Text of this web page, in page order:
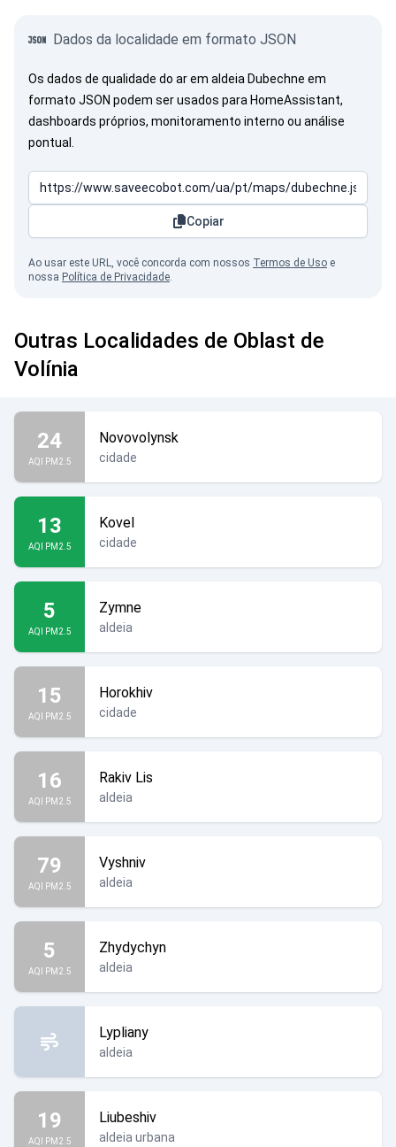
Dados da localidade em formato JSON
Os dados de qualidade do ar em aldeia Dubechne em
formato JSON podem ser usados para HomeAssistant,
dashboards próprios, monitoramento interno ou análise
pontual.
Copiar
Ao usar este URL, você concorda com nossos Termos de Uso e
nossa Política de Privacidade.
Outras Localidades de Oblast de
Volínia
24
AQI PM2.5
Novovolynsk
cidade
13
AQI PM2.5
Kovel
cidade
5
AQI PM2.5
Zymne
aldeia
15
AQI PM2.5
Horokhiv
cidade
16
AQI PM2.5
Rakiv Lis
aldeia
79
AQI PM2.5
Vyshniv
aldeia
5
AQI PM2.5
Zhydychyn
aldeia
Lypliany
aldeia
19
AQI PM2.5
Liubeshiv
aldeia urbana